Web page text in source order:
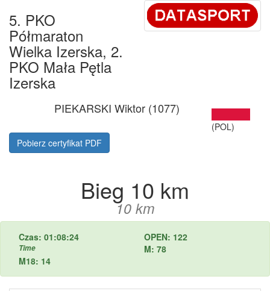
5. PKO
Półmaraton
Wielka Izerska, 2.
PKO Mała Pętla
Izerska
PIEKARSKI Wiktor (1077)
(POL)
Pobierz certyfikat PDF
Bieg 10 km
10 km
Czas: 01:08:24
Time
OPEN: 122
M: 78
M18: 14